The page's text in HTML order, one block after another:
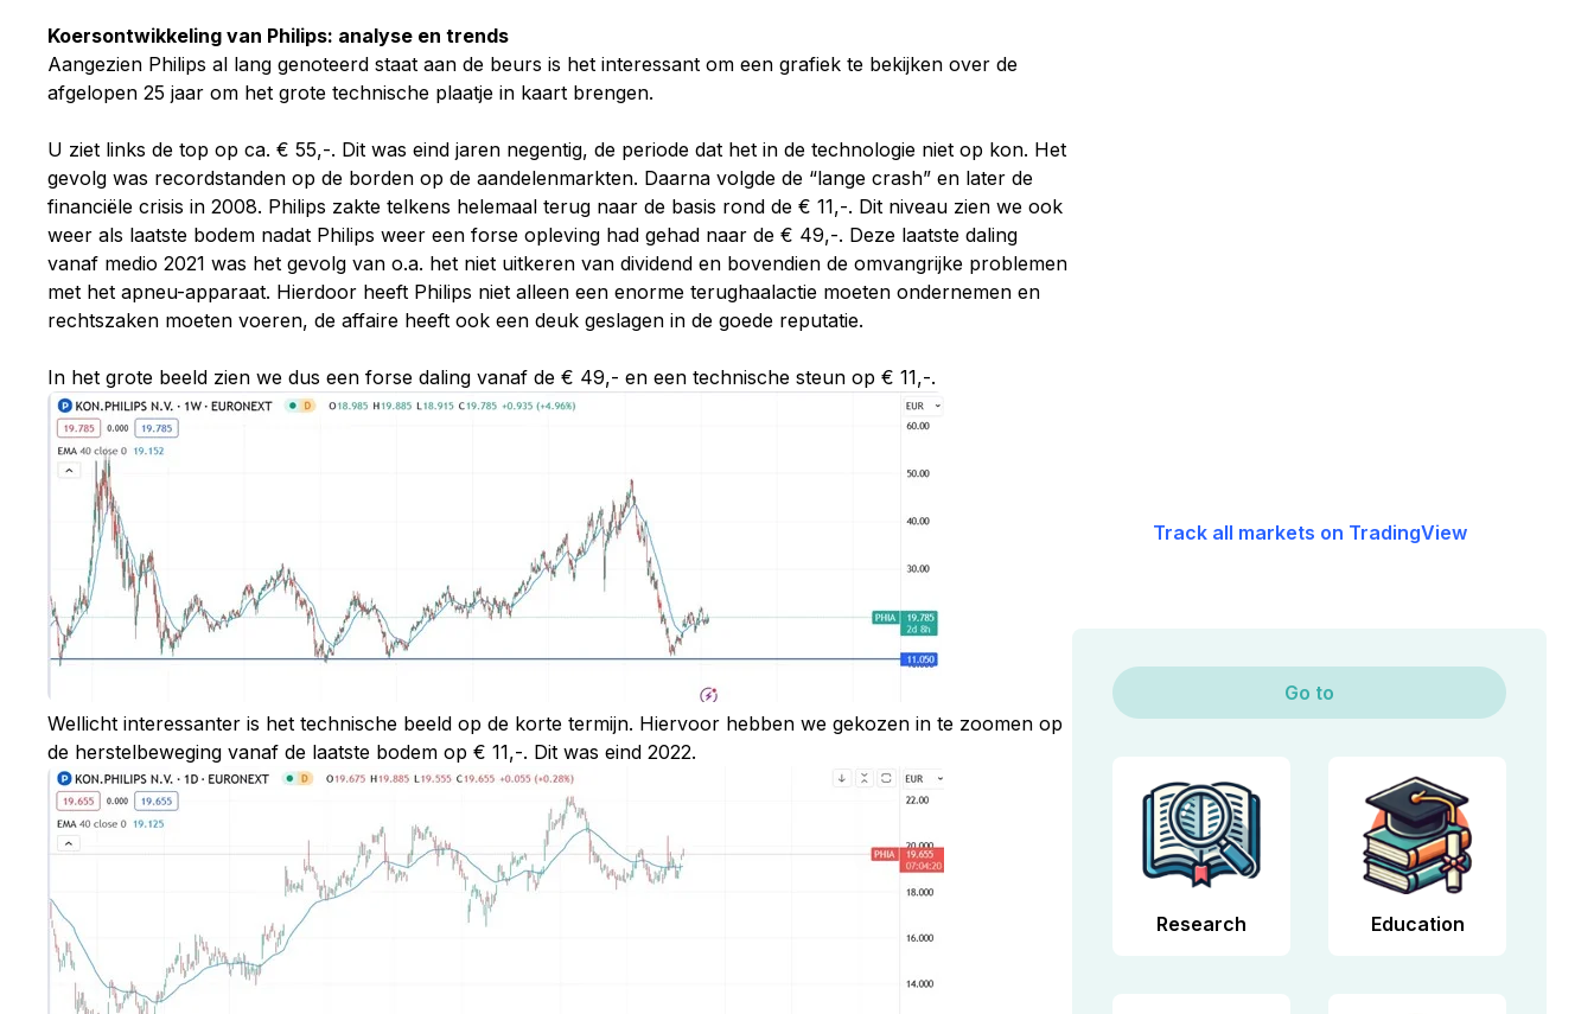
Koersontwikkeling van Philips: analyse en trends
Aangezien Philips al lang genoteerd staat aan de beurs is het interessant om een grafiek te bekijken over de
afgelopen 25 jaar om het grote technische plaatje in kaart brengen.
U ziet links de top op ca. € 55,-. Dit was eind jaren negentig, de periode dat het in de technologie niet op kon. Het
gevolg was recordstanden op de borden op de aandelenmarkten. Daarna volgde de “lange crash” en later de
financiële crisis in 2008. Philips zakte telkens helemaal terug naar de basis rond de € 11,-. Dit niveau zien we ook
weer als laatste bodem nadat Philips weer een forse opleving had gehad naar de € 49,-. Deze laatste daling
vanaf medio 2021 was het gevolg van o.a. het niet uitkeren van dividend en bovendien de omvangrijke problemen
met het apneu-apparaat. Hierdoor heeft Philips niet alleen een enorme terughaalactie moeten ondernemen en
rechtszaken moeten voeren, de affaire heeft ook een deuk geslagen in de goede reputatie.
In het grote beeld zien we dus een forse daling vanaf de € 49,- en een technische steun op € 11,-.
Wellicht interessanter is het technische beeld op de korte termijn. Hiervoor hebben we gekozen in te zoomen op
de herstelbeweging vanaf de laatste bodem op € 11,-. Dit was eind 2022.
Track all markets on TradingView
Go to
Research Education